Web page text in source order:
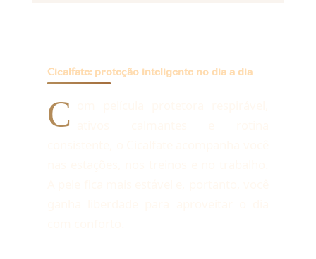
Cicalfate: proteção inteligente no dia a dia
C